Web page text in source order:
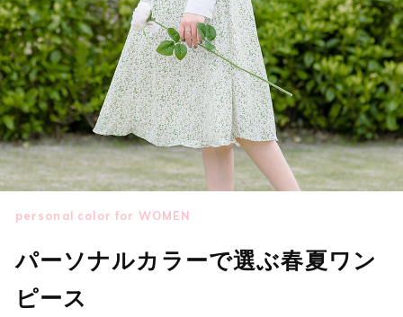
personal color for WOMEN
パーソナルカラーで選ぶ春夏ワン
ピース